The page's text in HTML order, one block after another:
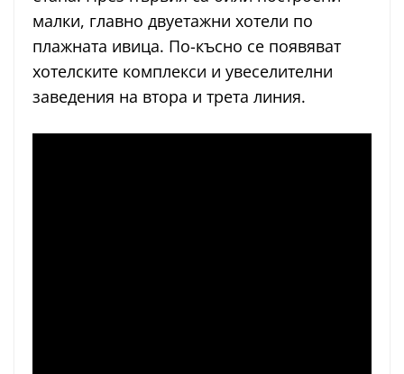
малки, главно двуетажни хотели по
плажната ивица. По-късно се появяват
хотелските комплекси и увеселителни
заведения на втора и трета линия.